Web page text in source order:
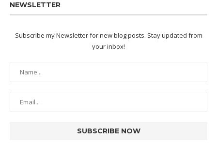
NEWSLETTER
Subscribe my Newsletter for new blog posts. Stay updated from
your inbox!